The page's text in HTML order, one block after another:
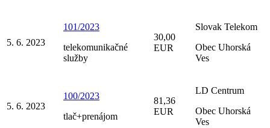
5. 6. 2023
101/2023
telekomunikačné
služby
30,00
EUR
Slovak Telekom
Obec Uhorská
Ves
5. 6. 2023
100/2023
tlač+prenájom
81,36
EUR
LD Centrum
Obec Uhorská
Ves